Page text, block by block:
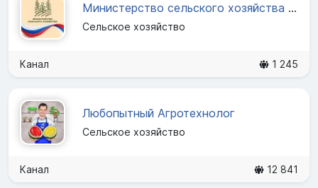
Министерство сельского хозяйства ВО
Сельское хозяйство
Канал 1 245
Любопытный Агротехнолог
Сельское хозяйство
Канал 12 841